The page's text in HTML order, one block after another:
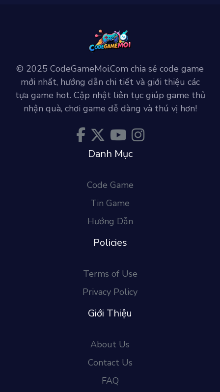
© 2025 CodeGameMoi.Com chia sẻ code game
mới nhất, hướng dẫn chi tiết và giới thiệu các
tựa game hot. Cập nhật liên tục giúp game thủ
nhận quà, chơi game dễ dàng và thú vị hơn!
Danh Mục
Code Game
Tin Game
Hướng Dẫn
Policies
Terms of Use
Privacy Policy
Giới Thiệu
About Us
Contact Us
FAQ